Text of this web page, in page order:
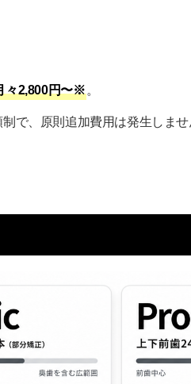
々2,800円〜※ 。
で、原則追加費用は発生しま